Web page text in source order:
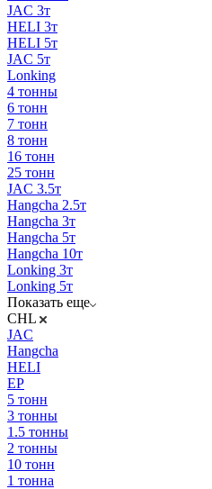
JAC 3т
HELI 3т
HELI 5т
JAC 5т
Lonking
4 тонны
6 тонн
7 тонн
8 тонн
16 тонн
25 тонн
JAC 3.5т
Hangcha 2.5т
Hangcha 3т
Hangcha 5т
Hangcha 10т
Lonking 3т
Lonking 5т
Показать еще
CHL
JAC
Hangcha
HELI
EP
5 тонн
3 тонны
1.5 тонны
2 тонны
10 тонн
1 тонна